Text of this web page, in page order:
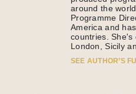
around the
Programme
America and
countries. She's
London, Sicily
SEE AUTHOR’S